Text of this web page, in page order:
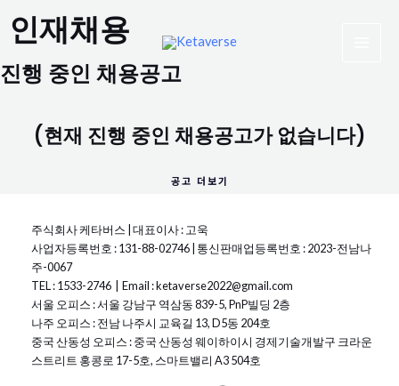
텐
로
건
인재채용
진행 중인 채용공고
(현재 진행 중인 채용공고가 없습니다)
공고 더보기
주식회사 케타버스 | 대표이사 : 고욱
사업자등록번호 : 131-88-02746 | 통신판매업등록번호 : 2023-전남나
주-0067
TEL : 1533-2746 | Email : ketaverse2022@gmail.com
서울 오피스 : 서울 강남구 역삼동 839-5, PnP빌딩 2층
나주 오피스 : 전남 나주시 교육길 13, D5동 204호
중국 산동성 오피스 : 중국 산동성 웨이하이시 경제기술개발구 크라운
스트리트 홍콩로 17-5호, 스마트밸리 A3 504호